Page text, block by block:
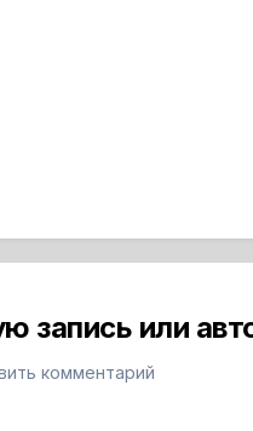
запись или
комментарий